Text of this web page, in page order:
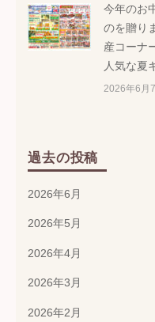
今年のお
のを贈り
産コーナ
人気な夏
2026年6月
過去の投稿
2026年6月
2026年5月
2026年4月
2026年3月
2026年2月